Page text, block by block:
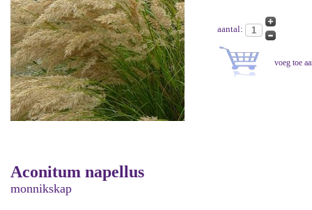
aantal:
Aconitum napellus
monnikskap